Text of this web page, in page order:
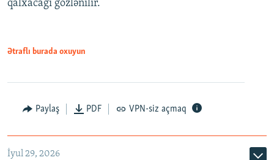
qalxacağı gözlənilir.
Ətraflı burada oxuyun
Paylaş PDF VPN-siz açmaq
İyul 29, 2026